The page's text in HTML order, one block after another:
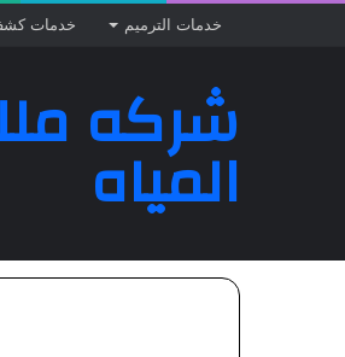
خدمات الترميم خدمات
شركه
المياه